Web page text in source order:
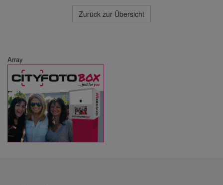
Zurück zur Übersicht
Array